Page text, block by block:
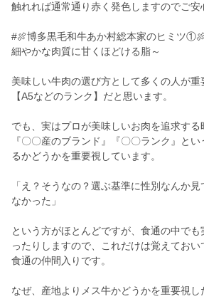
触れれば通常通り赤く発色しますのでご安
#🍖博多黒毛和牛あか村総本家のヒミツ
細やかな肉質に甘くほどける脂～
美味しい牛肉の選び方として多くの人が重
【A5などのランク】だと思います。
でも、実はプロが美味しいお肉を追求する
『〇〇産のブランド』『〇〇ランク』と
るかどうかを重要視しています。
「え？そうなの？選ぶ基準に性別なんか
なかった」
という方がほとんどですが、食通の中で
ったりしますので、これだけは覚えてお
食通の仲間入りです。
なぜ、産地よりメス牛かどうかを重要視し